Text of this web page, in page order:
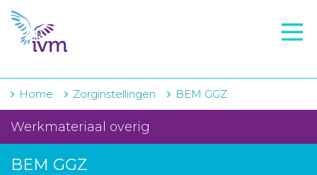
VMI
FTO voorbereiding
IVM-academie
Zorginstellingen
Home Zorginstellingen BEM GGZ
Werkmateriaal overig
BEM GGZ